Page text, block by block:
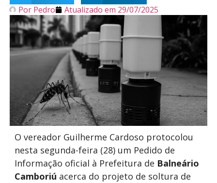
Por Pedro Atualizado em 29/07/2025
O vereador Guilherme Cardoso protocolou
nesta segunda-feira (28) um Pedido de
Informação oficial à Prefeitura de Balneário
Camboriú acerca do projeto de soltura de